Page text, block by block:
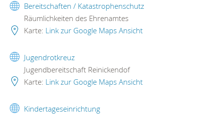
Bereitschaften / Katastrophenschutz
Räumlichkeiten des Ehrenamtes
Karte: Link zur Google Maps Ansicht
Jugendrotkreuz
Jugendbereitschaft Reinickendof
Karte: Link zur Google Maps Ansicht
Kindertageseinrichtung